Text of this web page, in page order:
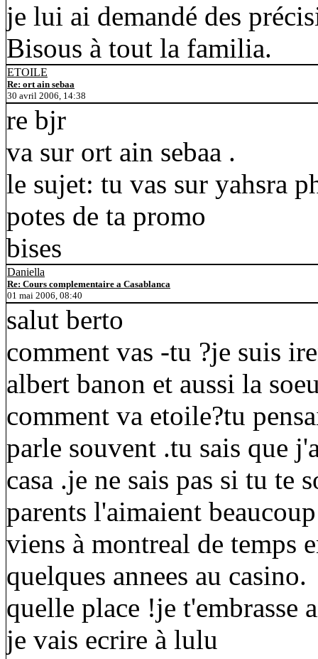
je lui ai demandé des
Bisous à tout la familia.
ETOILE
Re: ort ain sebaa
30 avril 2006, 14:38
re bjr
va sur ort ain sebaa .
le sujet: tu vas sur yahsra
potes de ta promo
bises
Daniella
Re: Cours complementaire a Casablanca
01 mai 2006, 08:40
salut berto
comment vas -tu ?je suis
albert banon et aussi la
comment va etoile?tu
parle souvent .tu sais que
casa .je ne sais pas si tu te
parents l'aimaient
viens à montreal de temps
quelques annees au casino.
quelle place !je t'embrasse
je vais ecrire à lulu